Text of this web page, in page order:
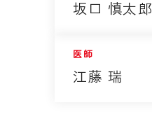
坂口 慎太郎
医師
江藤 瑞